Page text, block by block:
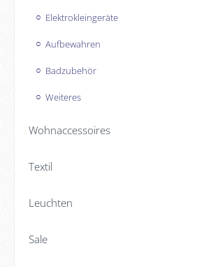
Elektrokleingeräte
Aufbewahren
Badzubehör
Weiteres
Wohnaccessoires
Textil
Leuchten
Sale